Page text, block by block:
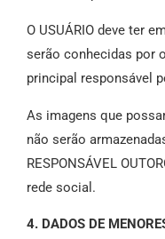
O USUÁRIO deve ter
serão conhecidas por
principal responsável
As imagens que
não serão
RESPONSÁVEL
rede social.
4. DADOS DE